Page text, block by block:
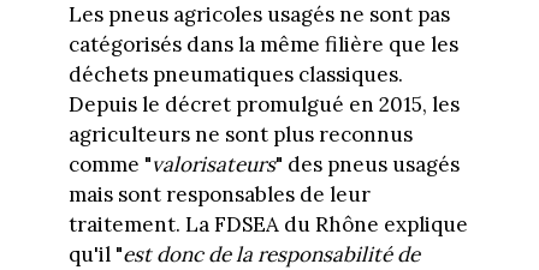
Les pneus agricoles usagés ne sont pas
catégorisés dans la même filière que les
déchets pneumatiques classiques.
Depuis le décret promulgué en 2015, les
agriculteurs ne sont plus reconnus
comme "valorisateurs" des pneus usagés
mais sont responsables de leur
traitement. La FDSEA du Rhône explique
qu'il "est donc de la responsabilité de